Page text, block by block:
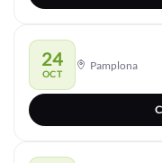
24
OCT
Pamplona